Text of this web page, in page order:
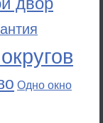
Одно окно